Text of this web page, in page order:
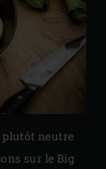
plutôt neutre
sur le Big